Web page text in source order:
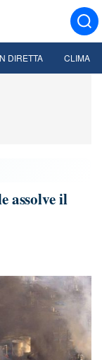
DIRETTA CLIMA
assolve il